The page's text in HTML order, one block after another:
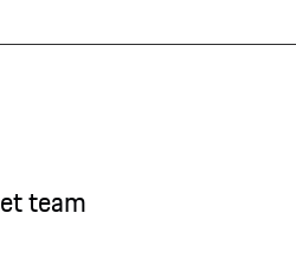
team